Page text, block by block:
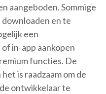
aangeboden. Sommige
en te
een
in-app aankopen
functies. De
is raadzaam om de
ontwikkelaar te